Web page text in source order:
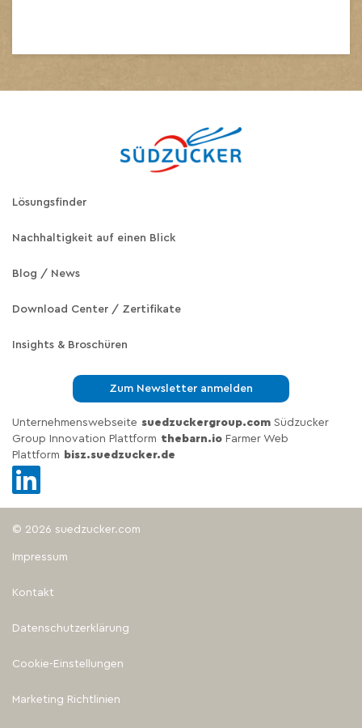
Lösungsfinder
Nachhaltigkeit auf einen Blick
Blog / News
Download Center / Zertifikate
Insights & Broschüren
Zum Newsletter anmelden
Unternehmenswebseite suedzuckergroup.com Südzucker
Group Innovation Plattform thebarn.io Farmer Web
Plattform
bisz.suedzucker.de
© 2026 suedzucker.com
Impressum
Kontakt
Datenschutzerklärung
Cookie-Einstellungen
Marketing Richtlinien